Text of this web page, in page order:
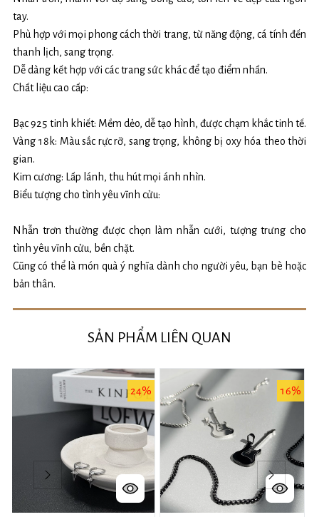
tay.
Phù hợp với mọi phong cách thời trang, từ năng động, cá tính đến
thanh lịch, sang trọng.
Dễ dàng kết hợp với các trang sức khác để tạo điểm nhấn.
Chất liệu cao cấp:
Bạc 925 tinh khiết: Mềm dẻo, dễ tạo hình, được chạm khắc tinh tế.
Vàng 18k: Màu sắc rực rỡ, sang trọng, không bị oxy hóa theo thời
gian.
Kim cương: Lấp lánh, thu hút mọi ánh nhìn.
Biểu tượng cho tình yêu vĩnh cửu:
Nhẫn trơn thường được chọn làm nhẫn cưới, tượng trưng cho
tình yêu vĩnh cửu, bền chặt.
Cũng có thể là món quà ý nghĩa dành cho người yêu, bạn bè hoặc
bản thân.
SẢN PHẨM LIÊN QUAN
24% 16%